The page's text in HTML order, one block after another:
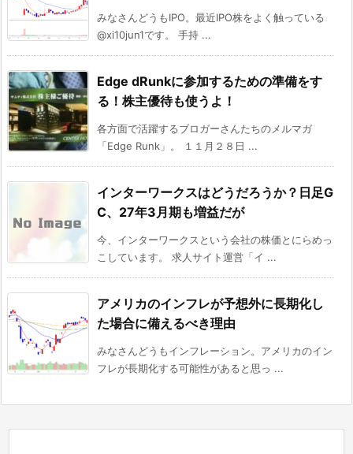
みなさんどうもIPO。最近IPO株をよく触っている
@xi10jun1です。 手持 ...
Edge dRunkに参加するための準備をす
る！株主優待も使うよ！
各方面で活躍するブロガーさんたちのメルマガ
「Edge Runk」。 １１月２８日 ...
インターワークスはどうだろうか？日足G
C、27年3月期も増益だが
今、インターワークスという会社の株価とにらめっ
こしています。 求人サイト運営「イ ...
アメリカのインフレが予想外に長期化し
た場合に備えるべき理由
みなさんどうもインフレーション。アメリカのイン
フレが長期化する可能性があると思っ ...